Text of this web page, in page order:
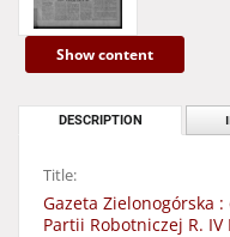
Show content
DESCRIPTION
Title:
Gazeta Zielonogórska
Partii Robotniczej R.